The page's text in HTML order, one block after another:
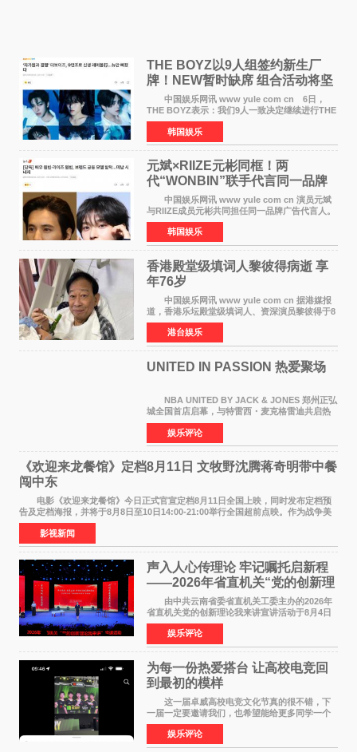
THE BOYZ以9人组签约新生厂
牌！NEW暂时缺席 组合活动将坚
定不移继续
中国娱乐网讯 www yule com cn 6日，
THE BOYZ表示：我们9人一致决定继续进行THE
BOYZ组合活动，并且已经完成了组合团体活动
签约。目前正在新生厂牌下进行活动准备。尚未
离开THE BOYZ原所
韩国娱乐
元斌×RIIZE元彬同框！两
代“WONBIN”联手代言同一品牌
颜值天花板合体
中国娱乐网讯 www yule com cn 演员元斌
与RIIZE成员元彬共同担任同一品牌广告代言人。
6日据独家报道，继演员元斌之后，RIIZE元彬最
近也被选为某在线中介平台A公司的共同广告代言
人，两人将作
韩国娱乐
香港殿堂级填词人黎彼得病逝 享
年76岁​
中国娱乐网讯 www yule com cn 据港媒报
道，香港乐坛殿堂级填词人、资深演员黎彼得于8
月5日上午因病离世，终年76岁。好友钟志光透
露，黎彼得今年3月中风后便卧床休养，身体机能
持续衰退，最
港台娱乐
UNITED IN PASSION 热爱聚场
NBA UNITED BY JACK & JONES 郑州正弘
城全国首店启幕，与特雷西・麦克格雷迪共启热
爱 2026 年7 月21 日，
NBAUNITEDBYJACK&JONES 全国首店，于郑
州正弘城正式启幕。NBA 传奇球星
娱乐评论
《欢迎来龙餐馆》定档8月11日 文牧野沈腾蒋奇明带中餐
闯中东
电影《欢迎来龙餐馆》今日正式官宣定档8月11日全国上映，同时发布定档预
告及定档海报，并将于8月8日至10日14:00-21:00举行全国超前点映。作为战争美
食大片，影片讲述的是中国厨师徐福（沈腾
影视新闻
声入人心传理论 牢记嘱托启新程
——2026年省直机关“党的创新理
论我来讲”宣讲活动圆满落幕
由中共云南省委省直机关工委主办的2026年
省直机关党的创新理论我来讲宣讲活动于8月4日
至5日在昆明举办。活动以 "牢记嘱托 感恩奋进
开创云南发展新局面 "为主题，坚持以新时代中国
特色社会主义
娱乐评论
为每一份热爱搭台 让高校电竞回
到最初的模样
这一届卓威高校电竞文化节真的很不错，下
一届一定要邀请我们，也希望能给更多同学一个
来到现场的机会。 2026卓威高校电竞文化节
已经落下帷幕，在活动结束后，仍有不少高校电
竞社负责人和现
娱乐评论